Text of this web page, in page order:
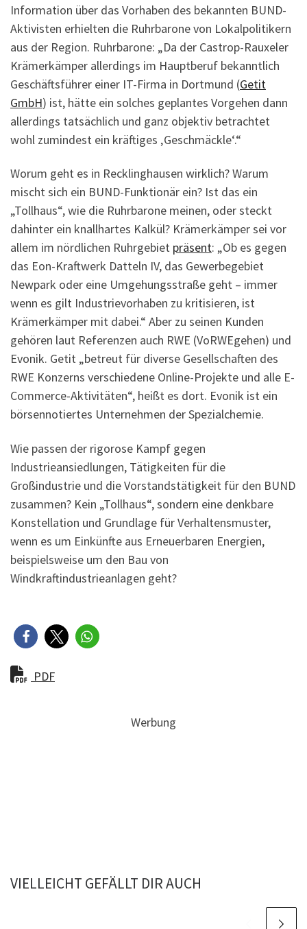
Information über das Vorhaben des bekannten BUND-
Aktivisten erhielten die Ruhrbarone von Lokalpolitikern
aus der Region. Ruhrbarone: „Da der Castrop-Rauxeler
Krämerkämper allerdings im Hauptberuf bekanntlich
Geschäftsführer einer IT-Firma in Dortmund (Getit
GmbH) ist, hätte ein solches geplantes Vorgehen dann
allerdings tatsächlich und ganz objektiv betrachtet
wohl zumindest ein kräftiges ‚Geschmäckle‘.“
Worum geht es in Recklinghausen wirklich? Warum
mischt sich ein BUND-Funktionär ein? Ist das ein
„Tollhaus“, wie die Ruhrbarone meinen, oder steckt
dahinter ein knallhartes Kalkül? Krämerkämper sei vor
allem im nördlichen Ruhrgebiet präsent: „Ob es gegen
das Eon-Kraftwerk Datteln IV, das Gewerbegebiet
Newpark oder eine Umgehungsstraße geht – immer
wenn es gilt Industrievorhaben zu kritisieren, ist
Krämerkämper mit dabei.“ Aber zu seinen Kunden
gehören laut Referenzen auch RWE (VoRWEgehen) und
Evonik. Getit „betreut für diverse Gesellschaften des
RWE Konzerns verschiedene Online-Projekte und alle E-
Commerce-Aktivitäten“, heißt es dort. Evonik ist ein
börsennotiertes Unternehmen der Spezialchemie.
Wie passen der rigorose Kampf gegen
Industrieansiedlungen, Tätigkeiten für die
Großindustrie und die Vorstandstätigkeit für den BUND
zusammen? Kein „Tollhaus“, sondern eine denkbare
Konstellation und Grundlage für Verhaltensmuster,
wenn es um Einkünfte aus Erneuerbaren Energien,
beispielsweise um den Bau von
Windkraftindustrieanlagen geht?
PDF
Werbung
VIELLEICHT GEFÄLLT DIR AUCH